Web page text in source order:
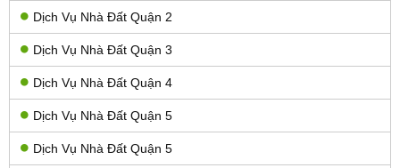
Dịch Vụ Nhà Đất Quận 2
Dịch Vụ Nhà Đất Quận 3
Dịch Vụ Nhà Đất Quận 4
Dịch Vụ Nhà Đất Quận 5
Dịch Vụ Nhà Đất Quận 5